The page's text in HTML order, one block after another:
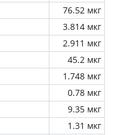
76.52 мкг
3.814 мкг
2.911 мкг
45.2 мкг
1.748 мкг
0.78 мкг
9.35 мкг
1.31 мкг